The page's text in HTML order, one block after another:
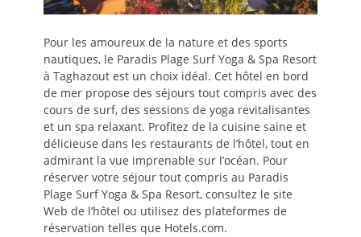
Pour les amoureux de la nature et des sports
nautiques, le Paradis Plage Surf Yoga & Spa Resort
à Taghazout est un choix idéal. Cet hôtel en bord
de mer propose des séjours tout compris avec des
cours de surf, des sessions de yoga revitalisantes
et un spa relaxant. Profitez de la cuisine saine et
délicieuse dans les restaurants de l’hôtel, tout en
admirant la vue imprenable sur l’océan. Pour
réserver votre séjour tout compris au Paradis
Plage Surf Yoga & Spa Resort, consultez le site
Web de l’hôtel ou utilisez des plateformes de
réservation telles que Hotels.com.